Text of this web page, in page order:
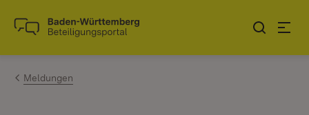
Zum Inhalt springen
Link zur Startseite
Meldungen